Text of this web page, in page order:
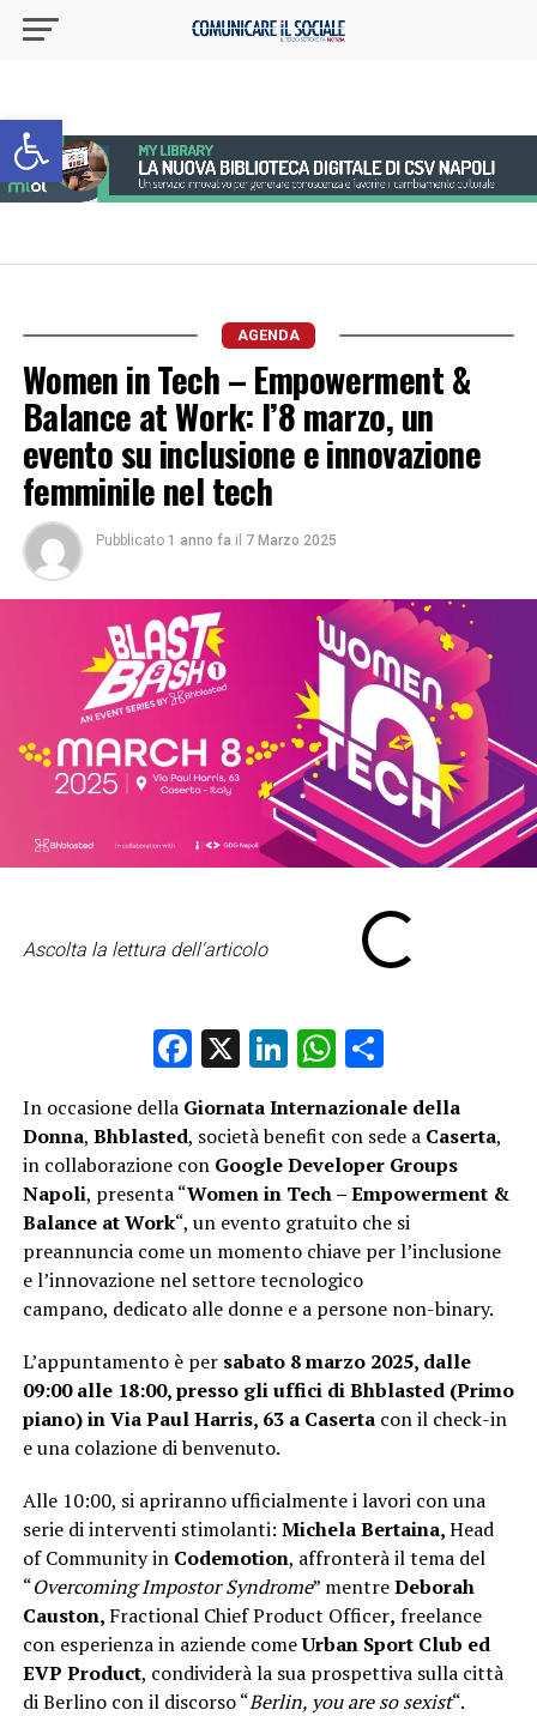
Apri la barra degli strumenti
AGENDA
Women in Tech – Empowerment &
Balance at Work: l’8 marzo, un
evento su inclusione e innovazione
femminile nel tech
Pubblicato 1 anno fa il 7 Marzo 2025
Ascolta la lettura dell'articolo
Facebook
X LinkedIn
WhatsApp
Condividi
In occasione della Giornata Internazionale della
Donna, Bhblasted, società benefit con sede a Caserta,
in collaborazione con Google Developer Groups
Napoli, presenta “Women in Tech – Empowerment &
Balance at Work“, un evento gratuito che si
preannuncia come un momento chiave per l’inclusione
e l’innovazione nel settore tecnologico
campano, dedicato alle donne e a persone non-binary.
L’appuntamento è per sabato 8 marzo 2025, dalle
09:00 alle 18:00, presso gli uffici di Bhblasted (Primo
piano) in Via Paul Harris, 63 a Casertacon il check-in
e una colazione di benvenuto.
Alle 10:00, si apriranno ufficialmente i lavori con una
serie di interventi stimolanti: Michela Bertaina,Head
of Community inCodemotion, affronterà il tema del
“Overcoming Impostor Syndrome” mentreDeborah
Causton, Fractional Chief Product Officer, freelance
con esperienza in aziende comeUrban Sport Club ed
EVP Product, condividerà la sua prospettiva sulla città
di Berlino con il discorso “Berlin, you are so sexist“.